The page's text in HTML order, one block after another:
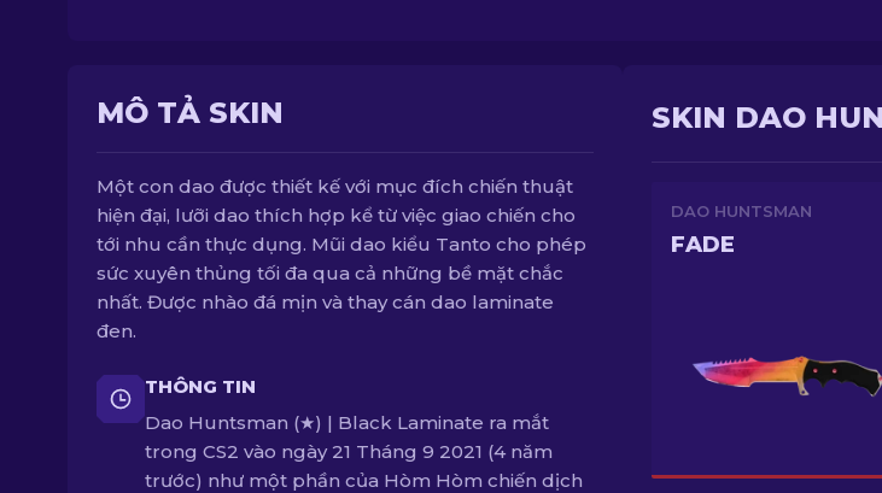
MÔ TẢ SKIN
Một con dao được thiết kế với mục đích chiến thuật
hiện đại, lưỡi dao thích hợp kể từ việc giao chiến cho
tới nhu cần thực dụng. Mũi dao kiểu Tanto cho phép
sức xuyên thủng tối đa qua cả những bề mặt chắc
nhất. Được nhào đá mịn và thay cán dao laminate
đen.
THÔNG TIN
Dao Huntsman (★) | Black Laminate ra mắt
trong CS2 vào ngày 21 Tháng 9 2021 (4 năm
trước) như một phần của Hòm Hòm chiến dịch
SKIN DAO
DAO HUNTSMAN
FADE